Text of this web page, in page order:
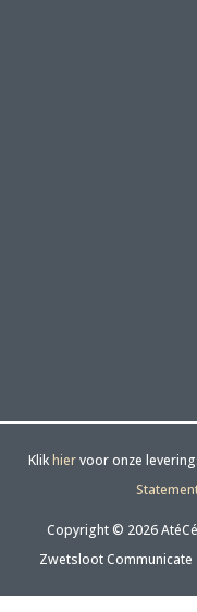
Klikhiervoor onze
Copyright © 2026
Zwetsloot Communicate